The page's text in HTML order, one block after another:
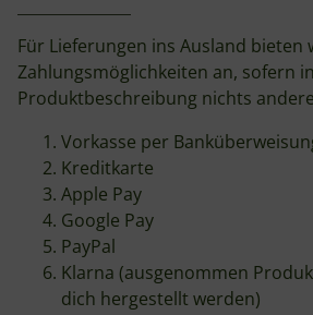
Für Lieferungen ins Ausland bieten
Zahlungsmöglichkeiten an, sofern
Produktbeschreibung nichts
Vorkasse per
Kreditkarte
Apple Pay
Google Pay
PayPal
Klarna (ausgenommen
dich hergestellt werden)